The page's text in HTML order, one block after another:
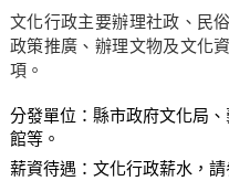
文化行政主要辦理社政、民
政策推廣、辦理文物及文化
項。
分發單位：縣市政府文化局
館等。
薪資待遇：文化行政薪水，